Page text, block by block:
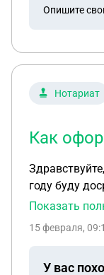
Опишите
Нотариат
Как
Здравствуйте, ситуация такая: мной до брака была приобретена квартира в ипотеку. Далее я вышла замуж, вложила маткапитал за рождение ребёнка, и в этом
году буду досрочно гасить ипотеку. В браке и во время
мою квартиру;
пользу. Как правильно оформить брачный договор, чтобы мои средства, вложенные в покупку квартиры, оставались моими личными и муж на них не
Показать
15 февраля,
У вас